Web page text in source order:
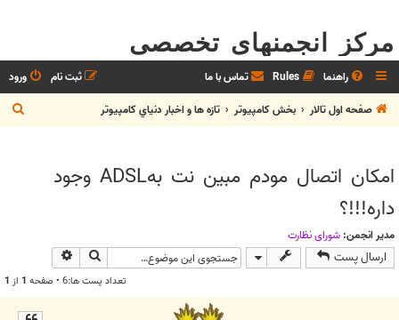
مرکز انجمنهای تخصصی
راهنما Rules تماس با ما ورود
ثبت نام
صفحه اول تالار
بخش كامپيوتر تازه ها و اخبار دنياي کامپيوتر
س
امکان اتصال مودم مبین نت بهADSL وجود
داره!!!؟
مدیر انجمن: شوراي نظارت
ارسال پست جستجو
تعداد پست ها:6 • صفحه 1 از 1